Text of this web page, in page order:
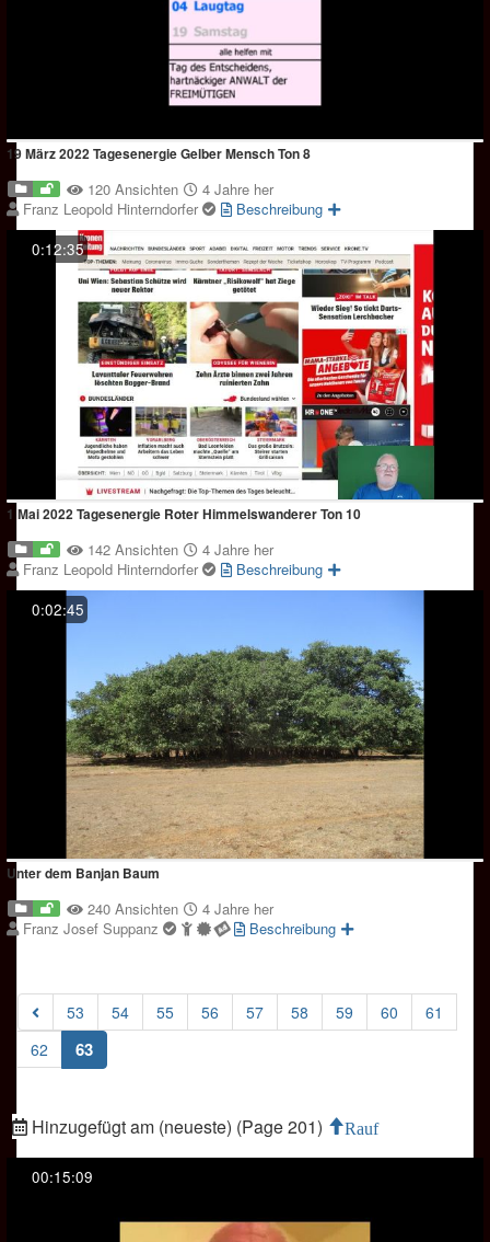
19 März 2022 Tagesenergie Gelber Mensch Ton 8
120 Ansichten
4 Jahre her
Franz Leopold Hinterndorfer
Beschreibung
0:12:35
1 Mai 2022 Tagesenergie Roter Himmelswanderer Ton 10
142 Ansichten
4 Jahre her
Franz Leopold Hinterndorfer
Beschreibung
0:02:45
Unter dem Banjan Baum
240 Ansichten
4 Jahre her
Franz Josef Suppanz
Beschreibung
53 54 55 56 57 58 59 60
61
62
63(current)
Hinzugefügt am (neueste) (Page 201) Rauf
00:15:09